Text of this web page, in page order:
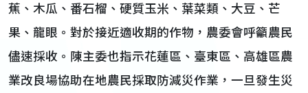
蕉、木瓜、番石榴、硬質玉米、葉菜類、大豆、芒
果、龍眼。對於接近適收期的作物，農委會呼籲農民
儘速採收。陳主委也指示花蓮區、臺東區、高雄區農
業改良場協助在地農民採取防減災作業，一旦發生災